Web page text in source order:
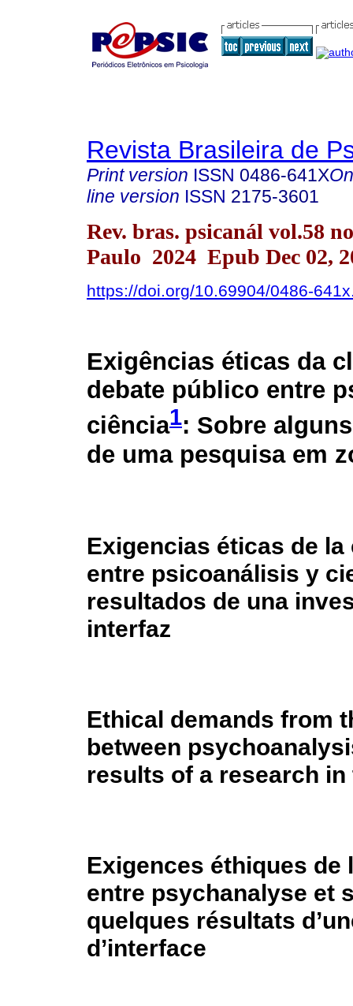
Revista Brasileira de
Print version ISSN 0486-641X
line version ISSN 2175-3601
Rev. bras. psicanál vol.58
Paulo 2024 Epub Dec 02,
https://doi.org/10.69904/0486-
Exigências éticas da
debate público entre
ciência1: Sobre
de uma pesquisa em
Exigencias éticas de
entre psicoanálisis y
resultados de una
interfaz
Ethical demands from
between
results of a research
Exigences éthiques
entre psychanalyse et
quelques résultats
d’interface